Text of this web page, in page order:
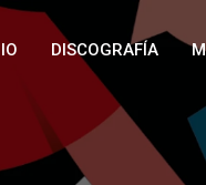
DISCOGRAFÍA